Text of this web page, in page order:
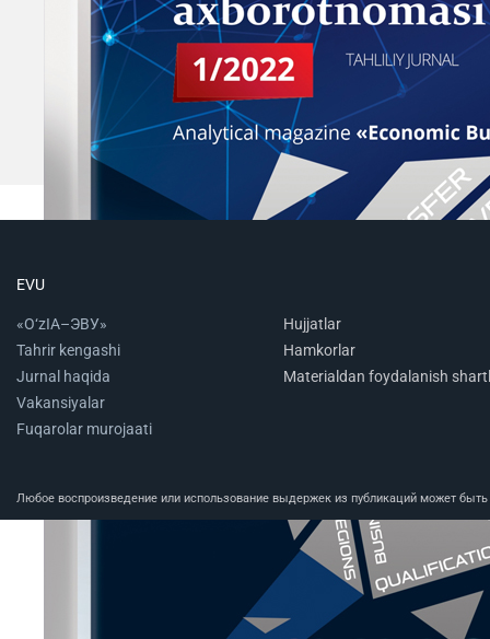
EVU
«O‘zIA–ЭВУ»
Tahrir kengashi
Jurnal haqida
Vakansiyalar
Fuqarolar murojaati
Hujjatlar
Hamkorlar
Materialdan foydalanish
Любое воспроизведение или использование выдержек из публикаций может